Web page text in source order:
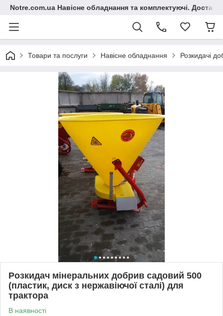
Notre.com.ua Навісне обладнання та комплектуючі.
Товари та послуги Навісне обладнання Розкидачі
Розкидач мінеральних добрив садовий 500
(пластик, диск з нержавіючої сталі) для
трактора
В наявності